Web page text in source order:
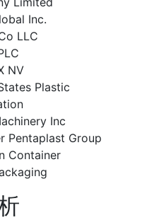
Inc.
LLC
NV
Plastic
Inc
Pentaplast Group
Container